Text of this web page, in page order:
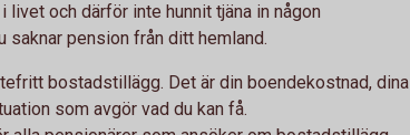
och därför inte hunnit tjäna in någon
pension från ditt hemland.
bostadstillägg. Det är din boendekostnad, dina
som avgör vad du kan få.